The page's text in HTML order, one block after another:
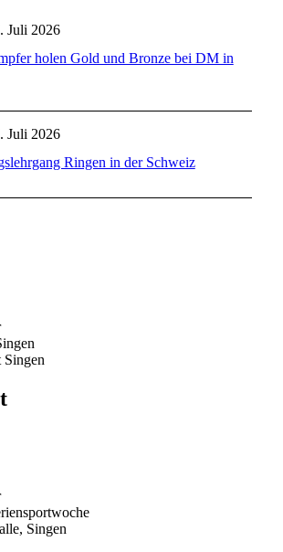
Juli 2026
holen Gold und Bronze bei DM in
Juli 2026
Ringen in der Schweiz
Singen
Singen